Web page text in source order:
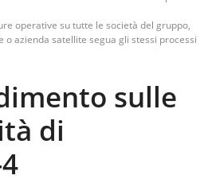
operative su tutte le società del gruppo,
o azienda satellite segua gli stessi processi
sulle
di